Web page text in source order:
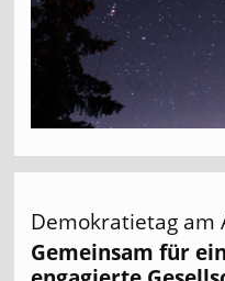
Demokratietag am
Gemeinsam für